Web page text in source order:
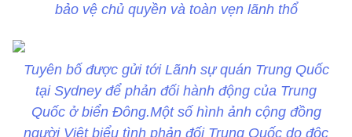
bảo vệ chủ quyền và toàn vẹn lãnh thổ
Tuyên bố được gửi tới Lãnh sự quán Trung Quốc
tại Sydney để phản đối hành động của Trung
Quốc ở biển Đông.Một số hình ảnh cộng đồng
người Việt biểu tình phản đối Trung Quốc do độc